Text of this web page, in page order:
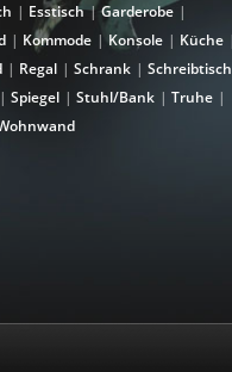
Esstisch
Garderobe
Kommode Konsole
Küche
Regal Schrank
Schreibtisch
Spiegel Stuhl/Bank
Truhe